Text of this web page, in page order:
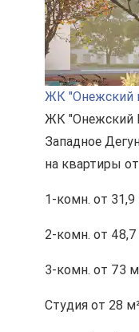
ЖК "Онежский
ЖК "Онежский
Западное
на квартиры
1-комн. от 31,9
2-комн. от
3-комн. от 73
Студия от 28